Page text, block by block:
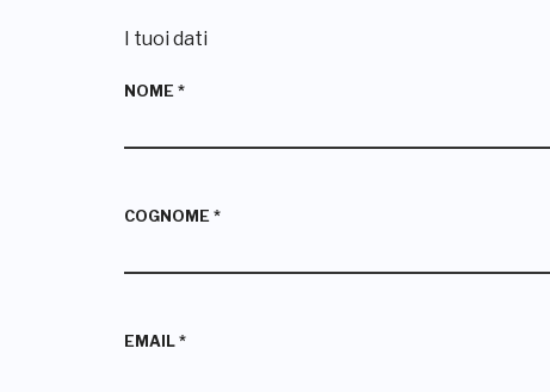
I tuoi dati
NOME *
COGNOME *
EMAIL *